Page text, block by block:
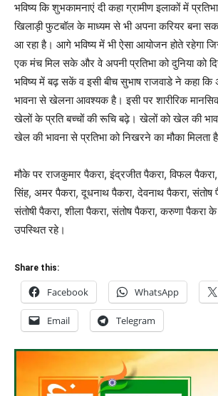
भविष्य कि शुभकामनाएं दी कहा ग्रामीण इलाकों में
खिलाड़ी फुटबॉल के माध्यम से भी अपना करियर बना
आ रहा है। आगे भविष्य में भी ऐसा आयोजन होते रहेगा
एक मंच मिल सके और वे अपनी प्रतिभा को दुनिया को
भविष्य में बढ़ सकें व इसी बीच सुभाष राजवाडे ने कहा
भावना से खेलना आवश्यक है। इसी पर शारीरिक
खेलों के प्रति बच्चों की रूचि बढ़े। खेलों को खेल की
खेल की भावना से प्रतिभा को निखरने का मौका मिलता
मौके पर राजकुमार पैकरा, इंद्रजीत पैकरा, विफल
सिंह, अमर पैकरा, दूधनाथ पैकरा, देवनाथ पैकरा, संतोष
संतोषी पैकरा, शीला पैकरा, संतोष पैकरा, करुणा पैकरा के
उपस्थित रहे।
Share this:
Facebook WhatsApp
Email Telegram